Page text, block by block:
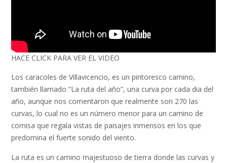
HACE CLICK PARA VER EL VIDEO
Los caracoles de Villavicencio, es un pintoresco camino,
también llamado “La ruta del año”, una curva por cada dia del
año, aunque nos comentaron que realmente son 270 las
curvas, lo cual no es un número menor para un camino de
cornisa que regala vistas de paisajes inmensos en los que
predomina el fuerte sonido del viento.
La ruta es un camino majestuoso de tierra donde las curvas y